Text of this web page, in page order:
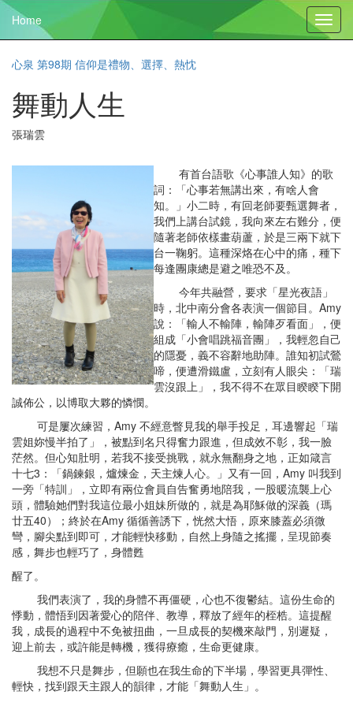
Home
心泉 第98期 信仰是禮物、選擇、熱忱
舞動人生
張瑞雲
有首台語歌《心事誰人知》的歌
詞：「心事若無講出來，有啥人會
知。」小二時，有回老師要甄選舞者，
我們上講台試鏡，我向來左右難分，便
隨著老師依樣畫葫蘆，於是三兩下就下
台一鞠躬。這種深烙在心中的痛，種下
每逢團康總是避之唯恐不及。
今年共融營，要求「星光夜語」
時，北中南分會各表演一個節目。Amy
說：「輸人不輸陣，輸陣歹看面」，便
組成「小會唱跳福音團」，我輕忽自己
的隱憂，義不容辭地助陣。誰知初試鶯
啼，便遭滑鐵盧，立刻有人眼尖：「瑞
雲沒跟上」，我不得不在眾目睽睽下開
誠佈公，以博取大夥的憐憫。
可是屢次練習，Amy 不經意瞥見我的舉手投足，耳邊響起「瑞
雲姐妳慢半拍了」，被點到名只得奮力跟進，但成效不彰，我一臉
茫然。但心知肚明，若我不接受挑戰，就永無翻身之地，正如箴言
十七3：「鍋鍊銀，爐煉金，天主煉人心。」又有一回，Amy 叫我到
一旁「特訓」，立即有兩位會員自告奮勇地陪我，一股暖流襲上心
頭，體驗她們對我這位最小姐妹所做的，就是為耶穌做的深義（瑪
廿五40）；終於在Amy 循循善誘下，恍然大悟，原來膝蓋必須微
彎，腳尖點到即可，才能輕快移動，自然上身隨之搖擺，呈現節奏
感，舞步也輕巧了，身體甦
醒了。
我們表演了，我的身體不再僵硬，心也不復鬱結。這份生命的
悸動，體悟到因著愛心的陪伴、教導，釋放了經年的桎梏。這提醒
我，成長的過程中不免被扭曲，一旦成長的契機來敲門，別遲疑，
迎上前去，或許能是轉機，獲得療癒，生命更健康。
我想不只是舞步，但願也在我生命的下半場，學習更具彈性、
輕快，找到跟天主跟人的韻律，才能「舞動人生」。